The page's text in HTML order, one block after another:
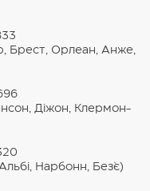
Брест, Орлеан, Анже,
Діжон, Клермон-
Нарбонн, Без`є)